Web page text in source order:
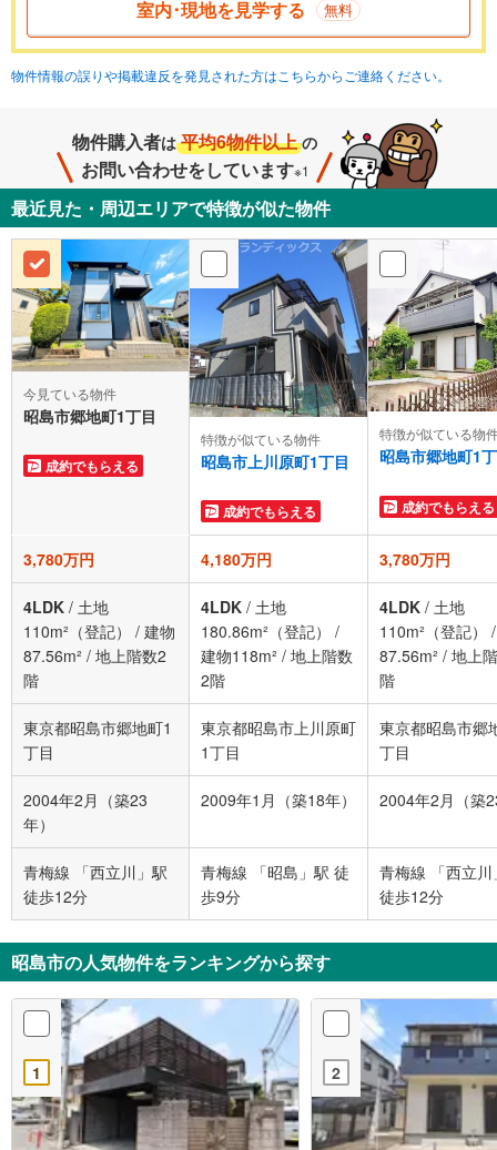
室内･現地を見学する 無料
物件情報の誤りや掲載違反を発見された方はこちらからご連絡ください。
物件購入者は 平均6物件以上 の
お問い合わせをしています※1
最近見た・周辺エリアで特徴が似た物件
今見ている物件
昭島市郷地町1丁目
成約でもらえる
特徴が似ている物件
昭島市上川原町1丁目
成約でもらえる
特徴が似ている物
昭島市郷地町1
成約でもらえる
3,780万円 4,180万円 3,780万円
4LDK / 土地
110m²（登記）
/ 建物
87.56m² / 地上階数2
階
4LDK / 土地
180.86m²（登記）
/
建物118m² / 地上階数
2階
4LDK / 土地
110m²（登記）
87.56m² / 地上
階
東京都昭島市郷地町1
丁目
東京都昭島市上川原町
1丁目
東京都昭島市郷
丁目
2004年2月（築23
年）
2009年1月（築18年） 2004年2月（築
青梅線 「西立川」駅
徒歩12分
青梅線 「昭島」駅 徒
歩9分
青梅線 「西立川
徒歩12分
昭島市の人気物件をランキングから探す
1 2